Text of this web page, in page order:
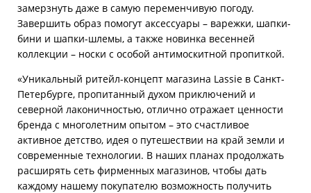
замерзнуть даже в самую переменчивую погоду.
Завершить образ помогут аксессуары – варежки, шапки-
бини и шапки-шлемы, а также новинка весенней
коллекции – носки с особой антимоскитной пропиткой.
«Уникальный ритейл-концепт магазина Lassie в Санкт-
Петербурге, пропитанный духом приключений и
северной лаконичностью, отлично отражает ценности
бренда с многолетним опытом – это счастливое
активное детство, идея о путешествии на край земли и
современные технологии. В наших планах продолжать
расширять сеть фирменных магазинов, чтобы дать
каждому нашему покупателю возможность получить